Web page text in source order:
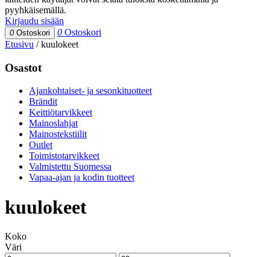
pyyhkäisemällä.
Kirjaudu sisään
0 Ostoskori 0 Ostoskori
Etusivu /kuulokeet
Osastot
Ajankohtaiset- ja sesonkituotteet
Brändit
Keittiötarvikkeet
Mainoslahjat
Mainostekstiilit
Outlet
Toimistotarvikkeet
Valmistettu Suomessa
Vapaa-ajan ja kodin tuotteet
kuulokeet
Koko
Väri